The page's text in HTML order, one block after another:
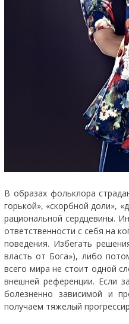
В образах фольклора
горькой», «скорбной доли»,
рациональной сердцевины.
ответственности с себя на
поведения. Избегать
власть от Бога»), либо
всего мира не стоит одной
внешней референции. Если
болезненно зависимой и
получаем тяжелый